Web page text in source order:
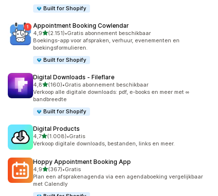
Built for Shopify
Appointment Booking Cowlendar
4,9van 5 sterren
(2.151)
2151 recensies in totaal
•Gratis abonnement beschikbaar
Boekings-app voor afspraken, verhuur, evenementen en
boekingsformulieren.
Built for Shopify
Digital Downloads ‑ Fileflare
4,8van 5 sterren
(160)
160 recensies in totaal
•Gratis abonnement beschikbaar
Verkoop alle digitale downloads: pdf, e-books en meer met ∞
bandbreedte
Built for Shopify
Digital Products
4,7van 5 sterren
(1.008)
1008 recensies in totaal
•Gratis
Verkoop digitale downloads, bestanden, links en meer.
Hoppy Appointment Booking App
4,9van 5 sterren
(367)
367 recensies in totaal
•Gratis
Plan een afsprakenagenda via een agendaboeking vergelijkbaar
met Calendly